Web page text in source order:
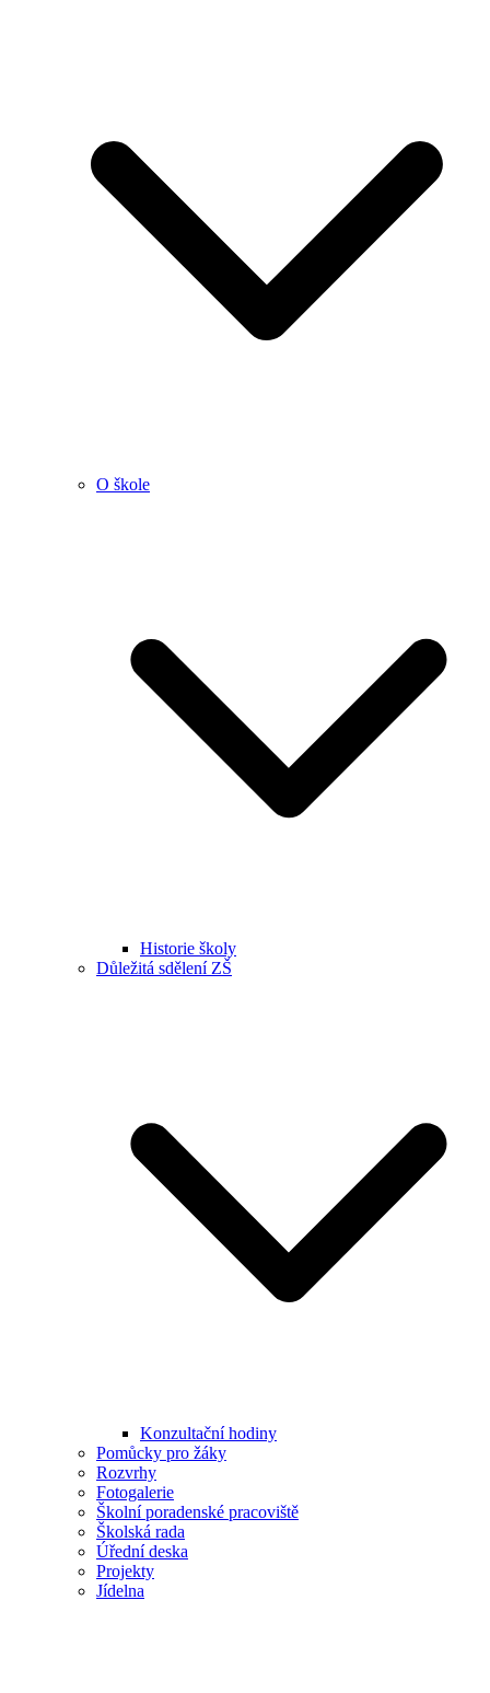
O škole
Historie školy
Důležitá sdělení ZŠ
Konzultační hodiny
Pomůcky pro žáky
Rozvrhy
Fotogalerie
Školní poradenské pracoviště
Školská rada
Úřední deska
Projekty
Jídelna